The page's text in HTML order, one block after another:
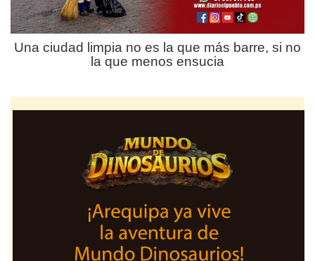
Una ciudad limpia no es la que más barre, si no
la que menos ensucia